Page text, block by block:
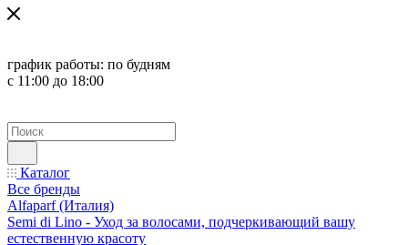
график работы: по будням
с 11:00 до 18:00
Каталог
Все бренды
Alfaparf (Италия)
Semi di Lino - Уход за волосами, подчеркивающий вашу
естественную красоту